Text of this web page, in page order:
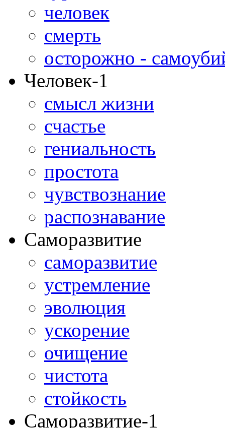
человек
смерть
осторожно -
Человек-1
смысл жизни
счастье
гениальность
простота
чувствознание
распознавание
Саморазвитие
саморазвитие
устремление
эволюция
ускорение
очищение
чистота
стойкость
Саморазвитие-1